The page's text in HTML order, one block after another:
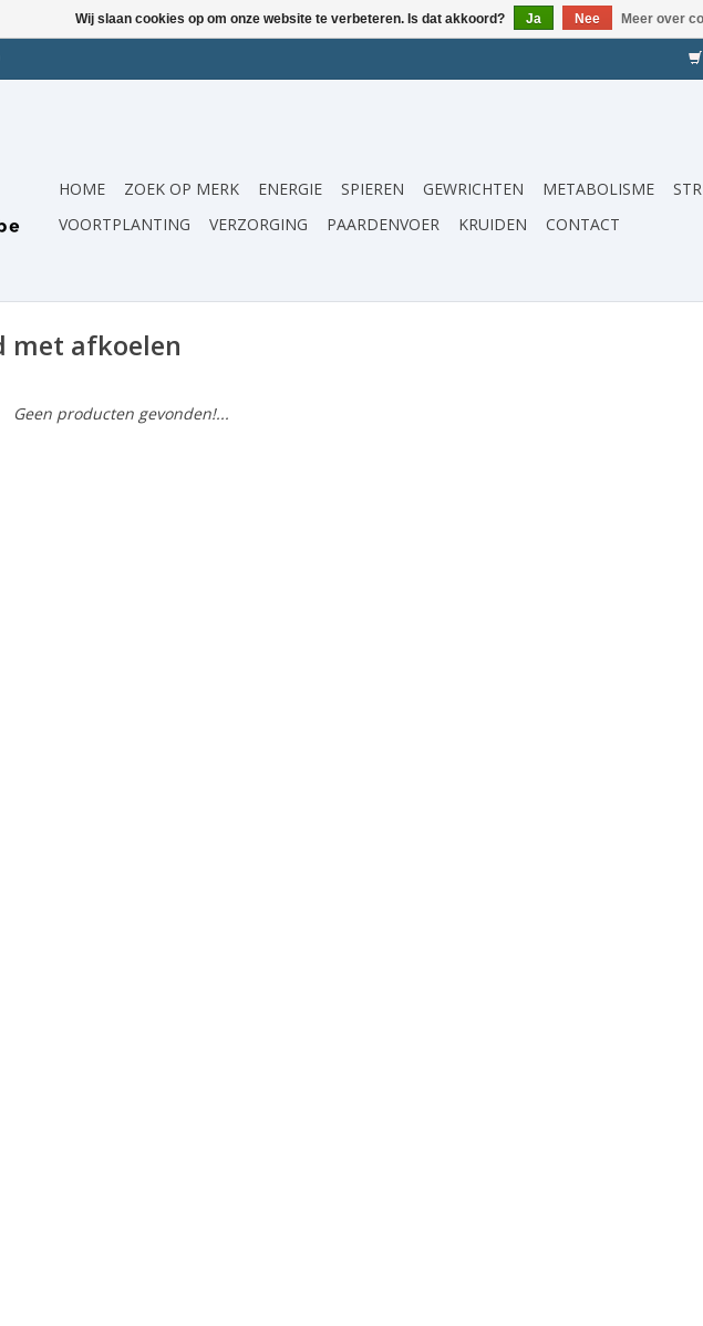
HOME ZOEK OP MERK ENERGIE SPIEREN GEWRICHTEN METABOLISME
VOORTPLANTING
VERZORGING PAARDENVOER KRUIDEN CONTACT
met afkoelen
Geen producten gevonden!...
Wij slaan cookies op om onze website te verbeteren. Is dat akkoord? Ja Nee Meer over